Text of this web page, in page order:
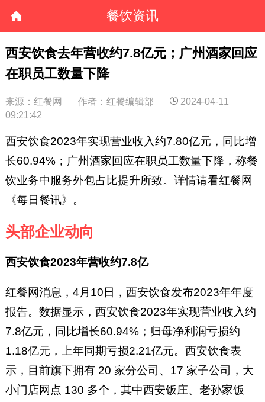
餐饮资讯
西安饮食去年营收约7.8亿元；广州酒家回应
在职员工数量下降
来源：红餐网 作者：红餐编辑部
2024-04-11
09:21:42
西安饮食2023年实现营业收入约7.80亿元，同比增
长60.94%；广州酒家回应在职员工数量下降，称餐
饮业务中服务外包占比提升所致。详情请看红餐网
《每日餐讯》。
头部企业动向
西安饮食2023年营收约7.8亿
红餐网消息，4月10日，西安饮食发布2023年年度
报告。数据显示，西安饮食2023年实现营业收入约
7.8亿元，同比增长60.94%；归母净利润亏损约
1.18亿元，上年同期亏损2.21亿元。西安饮食表
示，目前旗下拥有 20 家分公司、17 家子公司，大
小门店网点 130 多个，其中西安饭庄、老孙家饭